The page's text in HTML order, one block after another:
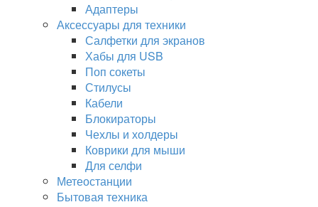
Адаптеры
Аксессуары для техники
Салфетки для экранов
Хабы для USB
Поп сокеты
Стилусы
Кабели
Блокираторы
Чехлы и холдеры
Коврики для мыши
Для селфи
Метеостанции
Бытовая техника